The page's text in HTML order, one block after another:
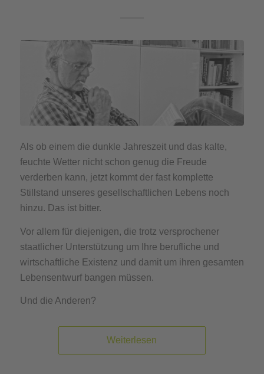
Als ob einem die dunkle Jahreszeit und das kalte,
feuchte Wetter nicht schon genug die Freude
verderben kann, jetzt kommt der fast komplette
Stillstand unseres gesellschaftlichen Lebens noch
hinzu. Das ist bitter.
Vor allem für diejenigen, die trotz versprochener
staatlicher Unterstützung um Ihre berufliche und
wirtschaftliche Existenz und damit um ihren gesamten
Lebensentwurf bangen müssen.
Und die Anderen?
Weiterlesen